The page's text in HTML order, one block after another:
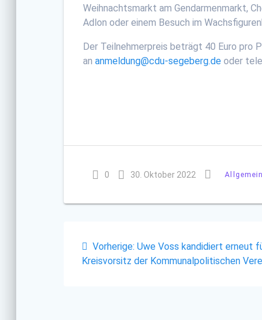
Weihnachtsmarkt am Gendarmenmarkt,
Adlon oder einem Besuch im
Der Teilnehmerpreis beträgt 40 Euro pro
ananmeldung@cdu-segeberg.de oder
0 30. Oktober 2022 Allgemein
Vorherige: Vorheriger
Beitrag:
Uwe Voss kandidiert erneut
Kreisvorsitz der Kommunalpolitischen